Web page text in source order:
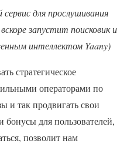
для прослушивания
запустит поисковик и
интеллектом Yaany)
стратегическое
операторами по
и так продвигать свои
для пользователей,
позволит нам